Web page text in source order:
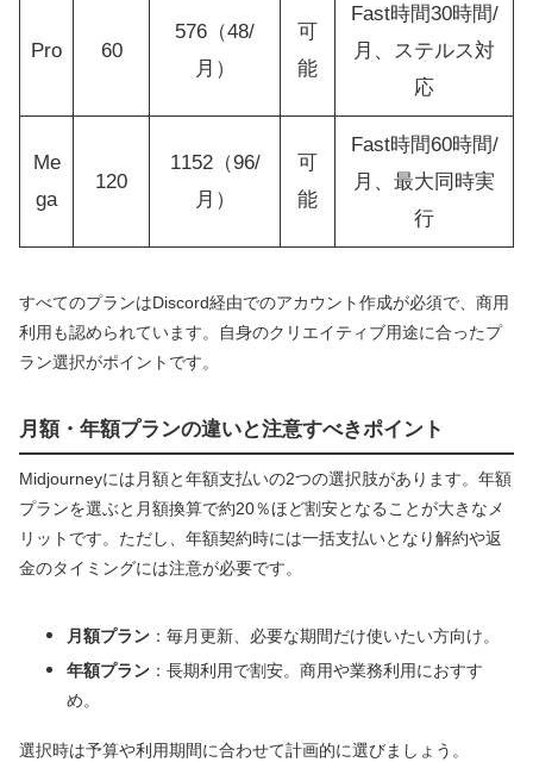
Pro 60
576（48/
月）
可
能
Fast時間30時間/
月、ステルス対
応
Me
ga
120
1152（96/
月）
可
能
Fast時間60時間/
月、最大同時実
行
すべてのプランはDiscord経由でのアカウント作成が必須で、商用
利用も認められています。自身のクリエイティブ用途に合ったプ
ラン選択がポイントです。
月額・年額プランの違いと注意すべきポイント
Midjourneyには月額と年額支払いの2つの選択肢があります。年額
プランを選ぶと月額換算で約20％ほど割安となることが大きなメ
リットです。ただし、年額契約時には一括支払いとなり解約や返
金のタイミングには注意が必要です。
月額プラン ：毎月更新、必要な期間だけ使いたい方向け。
年額プラン ：長期利用で割安。商用や業務利用におすす
め。
選択時は予算や利用期間に合わせて計画的に選びましょう。